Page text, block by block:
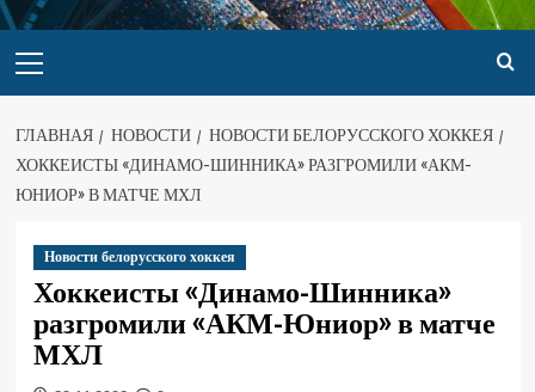
ГЛАВНАЯ НОВОСТИ
НОВОСТИ БЕЛОРУССКОГО ХОККЕЯ
ХОККЕИСТЫ «ДИНАМО-ШИННИКА» РАЗГРОМИЛИ «АКМ-
ЮНИОР» В МАТЧЕ МХЛ
Новости белорусского хоккея
Хоккеисты «Динамо-Шинника»
разгромили «АКМ-Юниор» в матче
МХЛ